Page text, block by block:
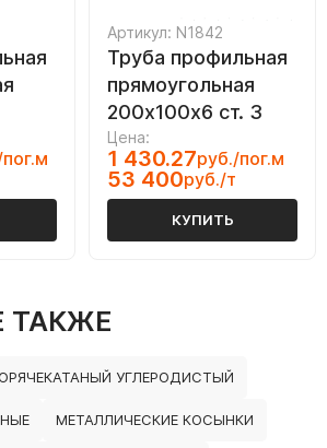
Артикул: N1842
Труба профильная
прямоугольная
200х100х6 ст. 3
Цена:
1 430.27руб./пог.м
53 400руб./т
КУПИТЬ
ТАКЖЕ
УГЛЕРОДИСТЫЙ
МЕТАЛЛИЧЕСКИЕ КОСЫНКИ